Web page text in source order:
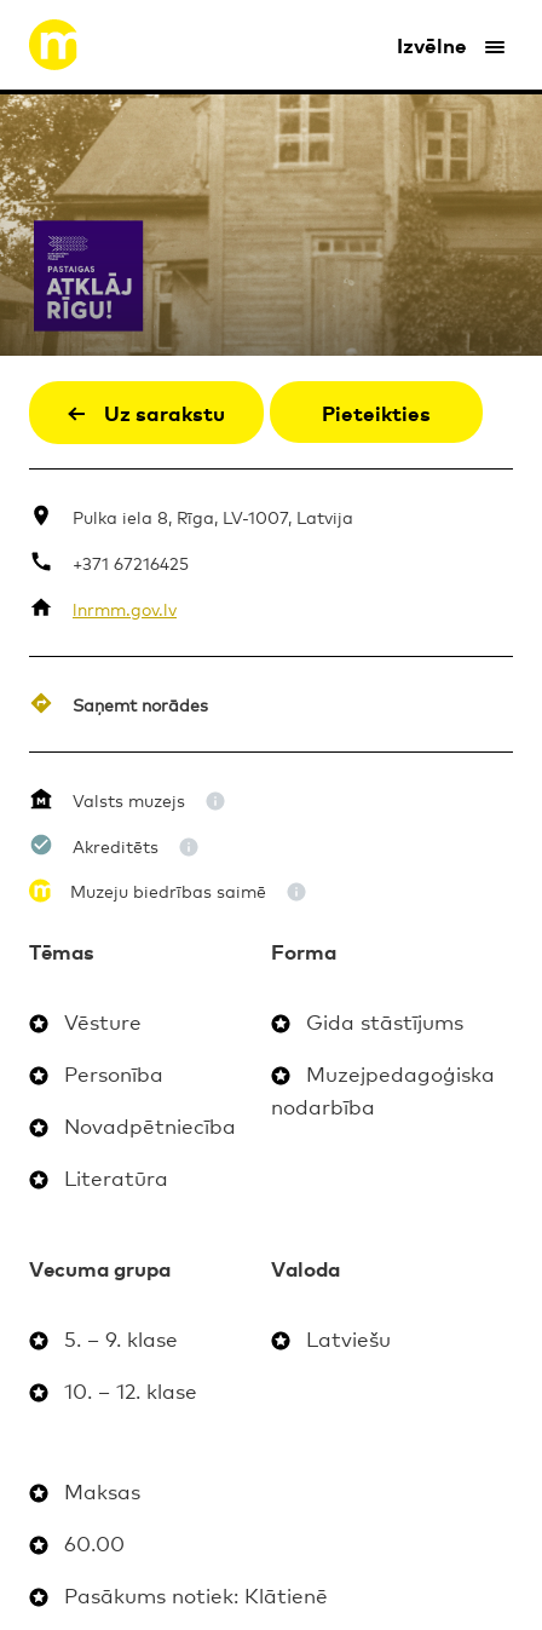
Izvēlne
Uz sarakstu Pieteikties
Pulka iela 8, Rīga, LV-1007, Latvija
+371 67216425
lnrmm.gov.lv
Saņemt norādes
Valsts muzejs
Akreditēts
Muzeju biedrības saimē
Tēmas
Vēsture
Personība
Novadpētniecība
Literatūra
Forma
Gida stāstījums
Muzejpedagoģiska
nodarbība
Vecuma grupa
5. – 9. klase
10. – 12. klase
Valoda
Latviešu
Maksas
60.00
Pasākums notiek: Klātienē